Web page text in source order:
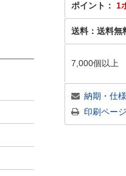
ポイント： 1
送料： 送料無
7,000個以上
納期・仕
印刷ページ